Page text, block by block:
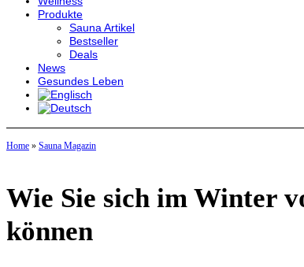
Produkte
Sauna Artikel
Bestseller
Deals
News
Gesundes Leben
Home » Sauna Magazin
Wie Sie sich im Winter
können